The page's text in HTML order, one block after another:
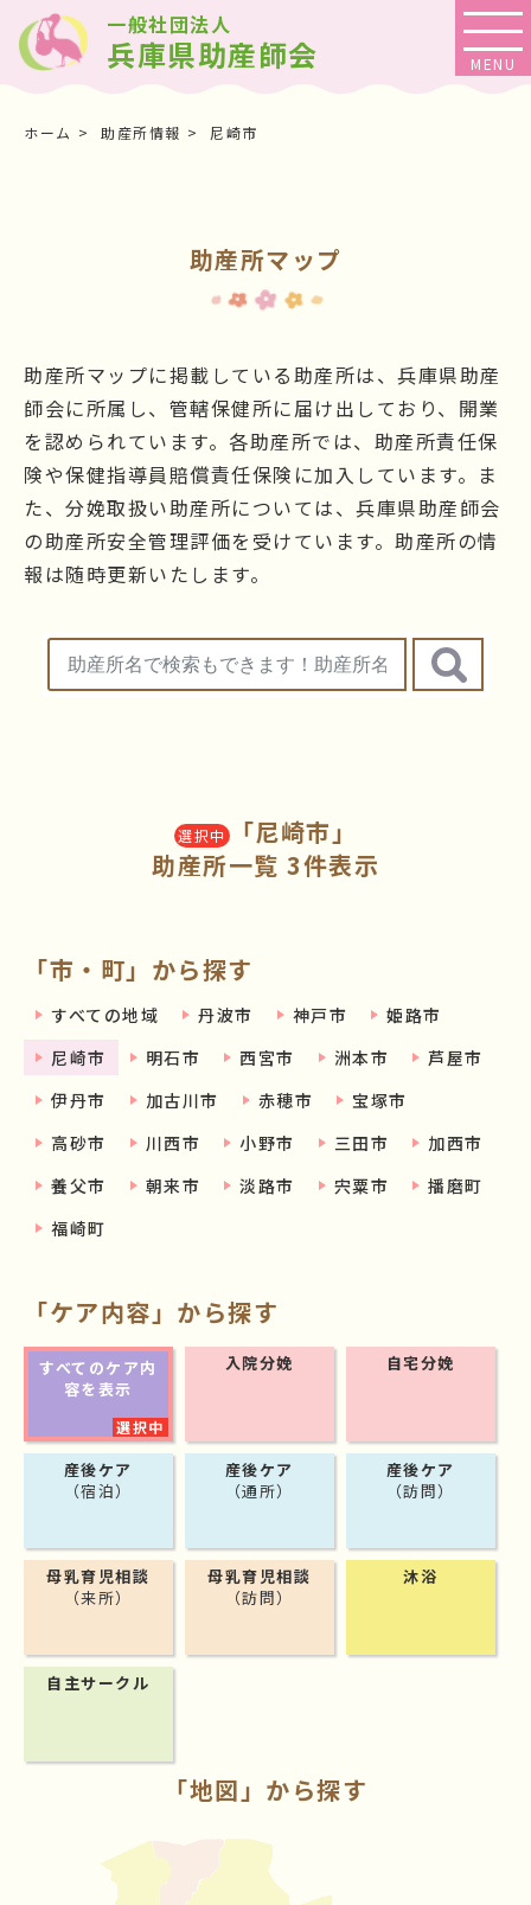
一般社団法人
兵庫県助産師会
ホーム 助産所情報 尼崎市
助産所マップ
助産所マップに掲載している助産所は、兵庫県助産
師会に所属し、管轄保健所に届け出しており、開業
を認められています。各助産所では、助産所責任保
険や保健指導員賠償責任保険に加入しています。ま
た、分娩取扱い助産所については、兵庫県助産師会
の助産所安全管理評価を受けています。助産所の情
報は随時更新いたします。
選択中 「尼崎市」
助産所一覧 3件表示
「市・町」から探す
すべての地域 丹波市 神戸市
姫路市
尼崎市
明石市 西宮市 洲本市
芦屋市
伊丹市
加古川市 赤穂市
宝塚市
高砂市
川西市 小野市 三田市
加西市
養父市
朝来市 淡路市 宍粟市
播磨町
福崎町
「ケア内容」から探す
すべてのケア内
容を表示
入院分娩 自宅分娩
産後ケア
（宿泊）
産後ケア
（通所）
産後ケア
（訪問）
母乳育児相談
（来所）
母乳育児相談
（訪問）
沐浴
自主サークル
「地図」から探す